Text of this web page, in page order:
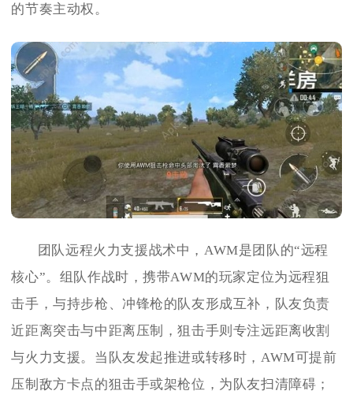
的节奏主动权。
团队远程火力支援战术中，AWM是团队的“远程
核心”。组队作战时，携带AWM的玩家定位为远程狙
击手，与持步枪、冲锋枪的队友形成互补，队友负责
近距离突击与中距离压制，狙击手则专注远距离收割
与火力支援。当队友发起推进或转移时，AWM可提前
压制敌方卡点的狙击手或架枪位，为队友扫清障碍；